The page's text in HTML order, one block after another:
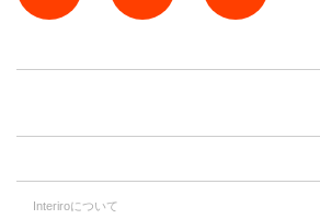
Interiroについて